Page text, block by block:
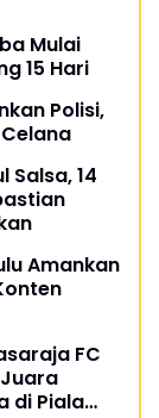
Mulai
15 Hari
Polisi,
Salsa, 14
Amankan
FC
di Piala